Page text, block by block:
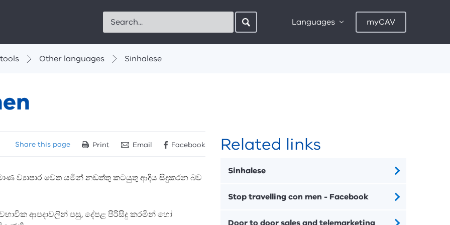
Search Languages myCAV
Other languages Sinhalese
Share this page Print Email Facebook
ව්‍යාපාර වෙත යමින් නඩත්තු කටයුතු ආදිය සිදුකරන බව
ආපදාවලින් පසු, දේපළ පිරිසිදු කරමින් හෝ
Related links
Sinhalese
Stop travelling con men - Facebook